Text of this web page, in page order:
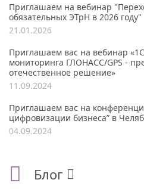
Приглашаем на вебинар
обязательных ЭТрН в 2026 году"
21.01.2026
Приглашаем вас на вебинар
мониторинга ГЛОНАСС/GPS -
отечественное решение»
11.09.2024
Приглашаем вас на
цифровизации бизнеса” в
04.09.2024
Блог